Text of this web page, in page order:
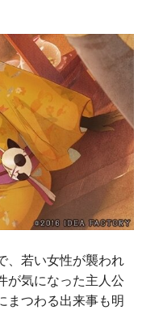
、若い女性が襲われ
が気になった主人公
まつわる出来事も明